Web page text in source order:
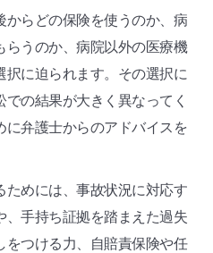
からどの保険を使うのか、病
らうのか、病院以外の医療機
択に迫られます。その選択に
の結果が大きく異なってく
に弁護士からのアドバイスを
ためには、事故状況に対応す
、手持ち証拠を踏まえた過失
をつける力、自賠責保険や任